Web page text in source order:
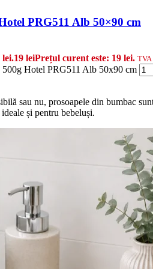
PRG511 Alb 50×90 cm
lei.19 leiPrețul curent este: 19 lei.
500g Hotel PRG511 Alb 50x90 cm
sau nu, prosoapele din bumbac
și pentru bebeluși.